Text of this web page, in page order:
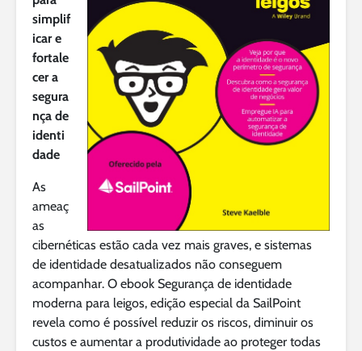
simplif
icar e
fortale
cer a
segura
nça de
identi
dade
As
ameaç
as
cibernéticas estão cada vez mais graves, e sistemas
de identidade desatualizados não conseguem
acompanhar. O ebook Segurança de identidade
moderna para leigos, edição especial da SailPoint
revela como é possível reduzir os riscos, diminuir os
custos e aumentar a produtividade ao proteger todas